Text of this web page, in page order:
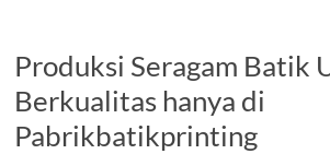
Produksi Seragam Batik
Berkualitas hanya di
Pabrikbatikprinting